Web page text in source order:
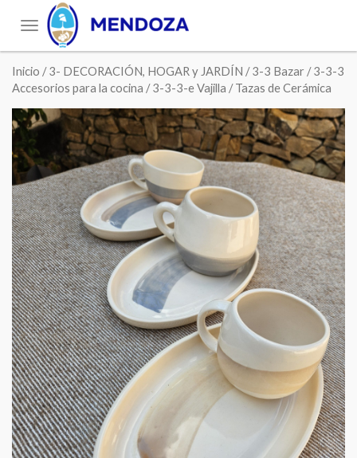
Toggle
navigation
Inicio /3- DECORACIÓN, HOGAR y JARDÍN /3-3 Bazar /3-3-3
Accesorios para la cocina /3-3-3-e Vajilla / Tazas de Cerámica